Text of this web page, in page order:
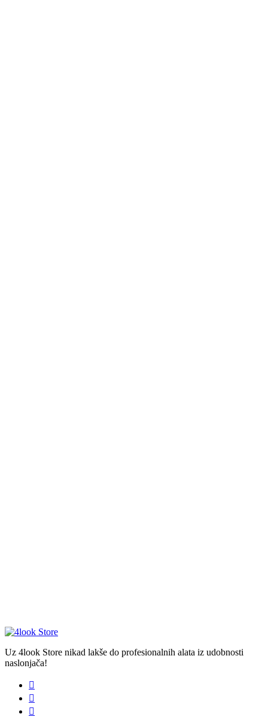
Uz 4look Store nikad lakše do profesionalnih alata iz udobnosti
naslonjača!


